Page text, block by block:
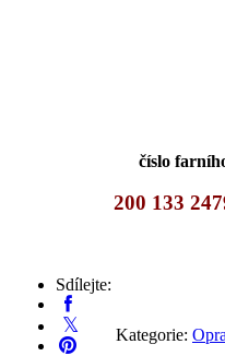
číslo
200 133
Sdílejte:
Kategorie: